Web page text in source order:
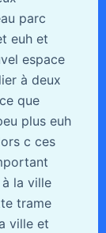
parc
euh et
espace
à deux
que
plus euh
c ces
la ville
trame
ville et